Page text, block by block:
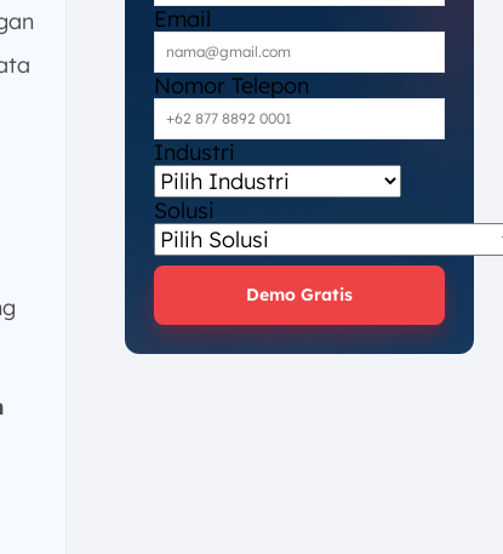
Email
Nomor Telepon
Industri
Solusi
Demo Gratis